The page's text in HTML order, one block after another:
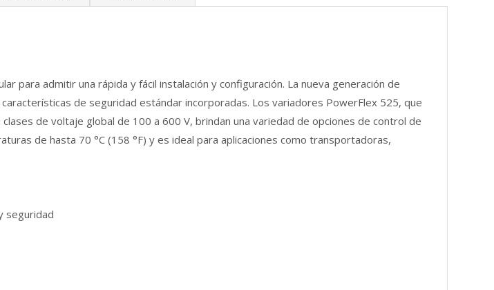
para admitir una rápida y fácil instalación y configuración. La nueva generación de
de seguridad estándar incorporadas. Los variadores PowerFlex 525, que
de voltaje global de 100 a 600 V, brindan una variedad de opciones de control de
de hasta 70 °C (158 °F) y es ideal para aplicaciones como transportadoras,
seguridad